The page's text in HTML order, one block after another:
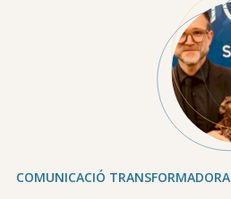
COMUNICACIÓ TRANSFORMADORA